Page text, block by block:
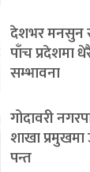
देशभर मनसुन
पाँच प्रदेशमा
सम्भावना
गोदावरी
शाखा
पन्त